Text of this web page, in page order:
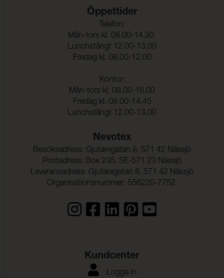
Öppettider
Telefon:
Mån-tors kl. 08.00-14.30
Lunchstängt 12.00-13.00
Fredag kl. 08.00-12.00
Kontor:
Mån-tors kl. 08.00-16.00
Fredag kl. 08.00-14.45
Lunchstängt 12.00-13.00
Nevotex
Besöksadress: Gjutaregatan 8, 571 42 Nässjö
Postadress: Box 235, SE-571 23 Nässjö
Leveransadress: Gjutaregatan 8, 571 42 Nässjö
Organisationsnummer: 556220-7752
Kundcenter
Logga in